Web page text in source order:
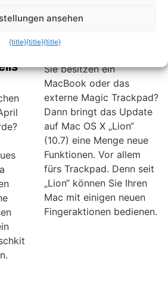
neuen Gesten fürs
MacBook und
Sie besitzen ein
MacBook oder das
externe Magic Trackpad?
Dann bringt das Update
auf Mac OS X „Lion“
(10.7) eine Menge neue
Funktionen. Vor allem
fürs Trackpad. Denn seit
„Lion“ können Sie Ihren
Mac mit einigen neuen
Fingeraktionen bedienen.
ansehen
{title}{title}{title}